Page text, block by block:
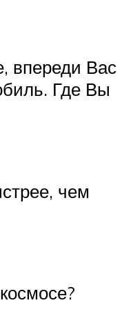
впереди Вас
Где Вы
чем